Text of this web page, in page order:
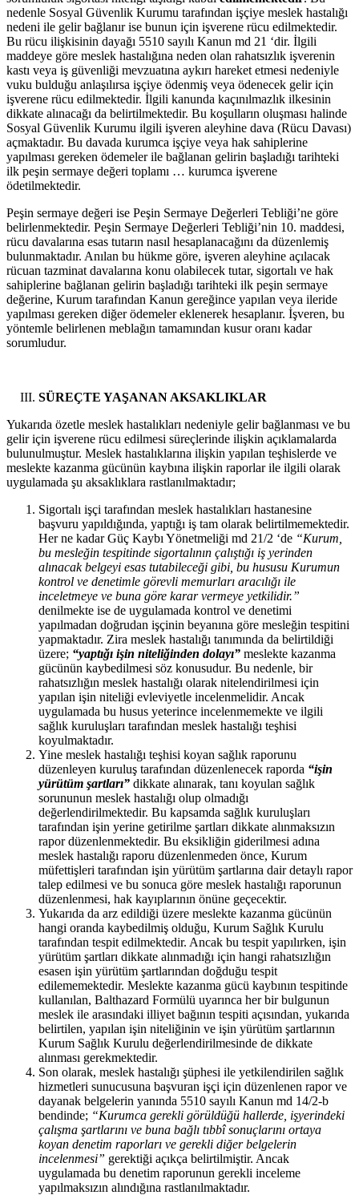
nedenle Sosyal Güvenlik Kurumu tarafından işçiye meslek hastalığı
nedeni ile gelir bağlanır ise bunun için işverene rücu edilmektedir.
Bu rücu ilişkisinin dayağı 5510 sayılı Kanun md 21 ‘dir. İlgili
maddeye göre meslek hastalığına neden olan rahatsızlık işverenin
kastı veya iş güvenliği mevzuatına aykırı hareket etmesi nedeniyle
vuku bulduğu anlaşılırsa işçiye ödenmiş veya ödenecek gelir için
işverene rücu edilmektedir. İlgili kanunda kaçınılmazlık ilkesinin
dikkate alınacağı da belirtilmektedir. Bu koşulların oluşması halinde
Sosyal Güvenlik Kurumu ilgili işveren aleyhine dava (Rücu Davası)
açmaktadır. Bu davada kurumca işçiye veya hak sahiplerine
yapılması gereken ödemeler ile bağlanan gelirin başladığı tarihteki
ilk peşin sermaye değeri toplamı … kurumca işverene
ödetilmektedir.
Peşin sermaye değeri ise Peşin Sermaye Değerleri Tebliği’ne göre
belirlenmektedir. Peşin Sermaye Değerleri Tebliği’nin 10. maddesi,
rücu davalarına esas tutarın nasıl hesaplanacağını da düzenlemiş
bulunmaktadır. Anılan bu hükme göre, işveren aleyhine açılacak
rücuan tazminat davalarına konu olabilecek tutar, sigortalı ve hak
sahiplerine bağlanan gelirin başladığı tarihteki ilk peşin sermaye
değerine, Kurum tarafından Kanun gereğince yapılan veya ileride
yapılması gereken diğer ödemeler eklenerek hesaplanır. İşveren, bu
yöntemle belirlenen meblağın tamamından kusur oranı kadar
sorumludur.
SÜREÇTE YAŞANAN AKSAKLIKLAR
Yukarıda özetle meslek hastalıkları nedeniyle gelir bağlanması ve bu
gelir için işverene rücu edilmesi süreçlerinde ilişkin açıklamalarda
bulunulmuştur. Meslek hastalıklarına ilişkin yapılan teşhislerde ve
meslekte kazanma gücünün kaybına ilişkin raporlar ile ilgili olarak
uygulamada şu aksaklıklara rastlanılmaktadır;
Sigortalı işçi tarafından meslek hastalıkları hastanesine
başvuru yapıldığında, yaptığı iş tam olarak belirtilmemektedir.
Her ne kadar Güç Kaybı Yönetmeliği md 21/2 ‘de “Kurum,
bu mesleğin tespitinde sigortalının çalıştığı iş yerinden
alınacak belgeyi esas tutabileceği gibi, bu hususu Kurumun
kontrol ve denetimle görevli memurları aracılığı ile
inceletmeye ve buna göre karar vermeye yetkilidir.”
denilmekte ise de uygulamada kontrol ve denetimi
yapılmadan doğrudan işçinin beyanına göre mesleğin tespitini
yapmaktadır. Zira meslek hastalığı tanımında da belirtildiği
üzere; “yaptığı işin niteliğinden dolayı” meslekte kazanma
gücünün kaybedilmesi söz konusudur. Bu nedenle, bir
rahatsızlığın meslek hastalığı olarak nitelendirilmesi için
yapılan işin niteliği evleviyetle incelenmelidir. Ancak
uygulamada bu husus yeterince incelenmemekte ve ilgili
sağlık kuruluşları tarafından meslek hastalığı teşhisi
koyulmaktadır.
Yine meslek hastalığı teşhisi koyan sağlık raporunu
düzenleyen kuruluş tarafından düzenlenecek raporda “işin
yürütüm şartları” dikkate alınarak, tanı koyulan sağlık
sorununun meslek hastalığı olup olmadığı
değerlendirilmektedir. Bu kapsamda sağlık kuruluşları
tarafından işin yerine getirilme şartları dikkate alınmaksızın
rapor düzenlenmektedir. Bu eksikliğin giderilmesi adına
meslek hastalığı raporu düzenlenmeden önce, Kurum
müfettişleri tarafından işin yürütüm şartlarına dair detaylı rapor
talep edilmesi ve bu sonuca göre meslek hastalığı raporunun
düzenlenmesi, hak kayıplarının önüne geçecektir.
Yukarıda da arz edildiği üzere meslekte kazanma gücünün
hangi oranda kaybedilmiş olduğu, Kurum Sağlık Kurulu
tarafından tespit edilmektedir. Ancak bu tespit yapılırken, işin
yürütüm şartları dikkate alınmadığı için hangi rahatsızlığın
esasen işin yürütüm şartlarından doğduğu tespit
edilememektedir. Meslekte kazanma gücü kaybının tespitinde
kullanılan, Balthazard Formülü uyarınca her bir bulgunun
meslek ile arasındaki illiyet bağının tespiti açısından, yukarıda
belirtilen, yapılan işin niteliğinin ve işin yürütüm şartlarının
Kurum Sağlık Kurulu değerlendirilmesinde de dikkate
alınması gerekmektedir.
Son olarak, meslek hastalığı şüphesi ile yetkilendirilen sağlık
hizmetleri sunucusuna başvuran işçi için düzenlenen rapor ve
dayanak belgelerin yanında 5510 sayılı Kanun md 14/2-b
bendinde; “Kurumca gerekli görüldüğü hallerde, işyerindeki
çalışma şartlarını ve buna bağlı tıbbî sonuçlarını ortaya
koyan denetim raporları ve gerekli diğer belgelerin
incelenmesi” gerektiği açıkça belirtilmiştir. Ancak
uygulamada bu denetim raporunun gerekli inceleme
yapılmaksızın alındığına rastlanılmaktadır.